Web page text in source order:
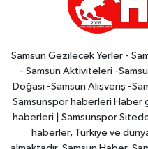
Samsun Gezilecek Yerler -
- Samsun Aktiviteleri -
Doğası -Samsun Alışveriş -
Samsunspor haberleri Haber
haberleri | Samsunspor
haberler, Türkiye ve